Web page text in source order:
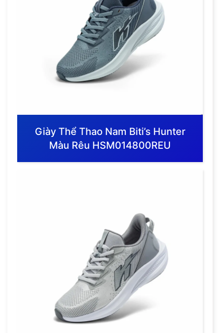
Giày Thể Thao Nam Biti’s Hunter
Màu Rêu HSM014800REU